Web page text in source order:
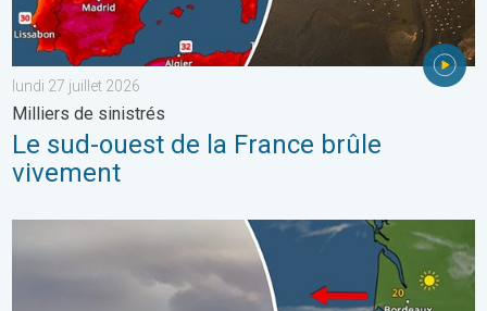
lundi 27 juillet 2026
Milliers de sinistrés
Le sud-ouest de la France brûle
vivement
Les feux de forêt sont incontrôlables. L'Espagne et la France.